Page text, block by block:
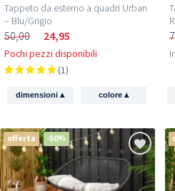
Tappeto da esterno a quadri Urban
– Blu/Grigio
50,00 24,95
Pochi pezzi disponibili
(1)
dimensioni▴ colore ▴
offerta -50%